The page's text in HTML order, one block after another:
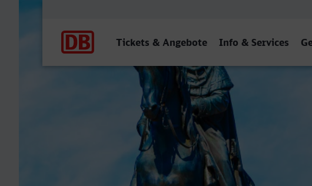
Tickets & Angebote Info & Services
Lörrach Hbf - Dresden Hbf